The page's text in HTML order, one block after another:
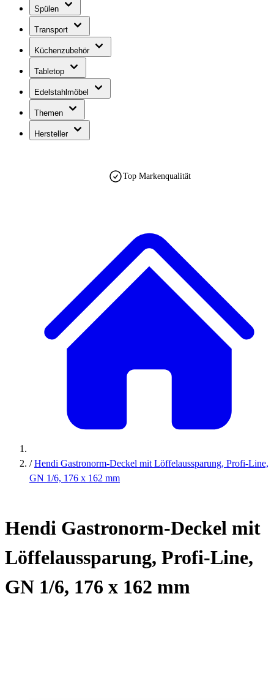
Spülen
Transport
Küchenzubehör
Tabletop
Edelstahlmöbel
Themen
Hersteller
Top Markenqualität
/ Hendi Gastronorm-Deckel mit Löffelaussparung, Profi-Line,
GN 1/6, 176 x 162 mm
Hendi Gastronorm-Deckel mit
Löffelaussparung, Profi-Line,
GN 1/6, 176 x 162 mm